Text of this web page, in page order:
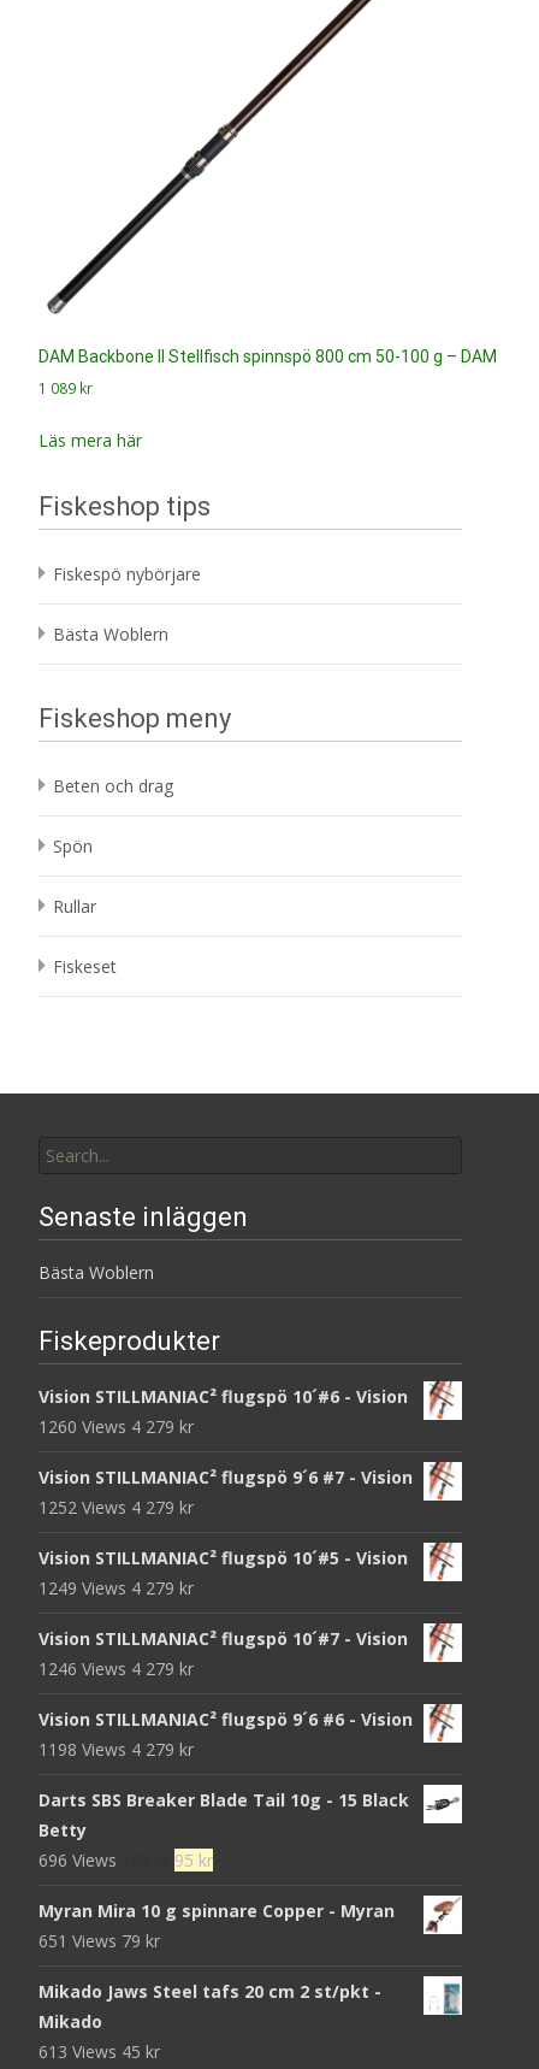
DAM Backbone II Stellfisch spinnspö 800 cm 50-100 g – DAM
1 089 kr
Läs mera här
Fiskeshop tips
Fiskespö nybörjare
Bästa Woblern
Fiskeshop meny
Beten och drag
Spön
Rullar
Fiskeset
for:
Senaste inläggen
Bästa Woblern
Fiskeprodukter
Vision STILLMANIAC² flugspö 10´#6 - Vision
1260 Views 4 279 kr
Vision STILLMANIAC² flugspö 9´6 #7 - Vision
1252 Views 4 279 kr
Vision STILLMANIAC² flugspö 10´#5 - Vision
1249 Views 4 279 kr
Vision STILLMANIAC² flugspö 10´#7 - Vision
1246 Views 4 279 kr
Vision STILLMANIAC² flugspö 9´6 #6 - Vision
1198 Views 4 279 kr
Darts SBS Breaker Blade Tail 10g - 15 Black
Betty
696 Views
Det
priset
95 krDet
priset
Myran Mira 10 g spinnare Copper - Myran
651 Views 79 kr
Mikado Jaws Steel tafs 20 cm 2 st/pkt -
Mikado
613 Views 45 kr